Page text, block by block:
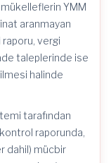
mükelleflerin YMM
aranmayan
raporu, vergi
taleplerinde ise
halinde
tarafından
raporunda,
dahil) mücbir